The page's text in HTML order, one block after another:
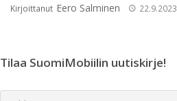
Kirjoittanut Eero Salminen 22.9.2023
Tilaa SuomiMobiilin uutiskirje!